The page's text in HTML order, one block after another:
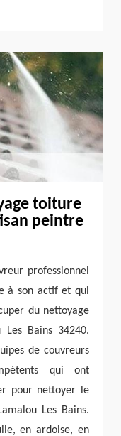
toiture
peintre
professionnel
à son actif et qui
du nettoyage
Bains 34240.
de couvreurs
qui ont
pour nettoyer le
Les Bains.
en ardoise, en